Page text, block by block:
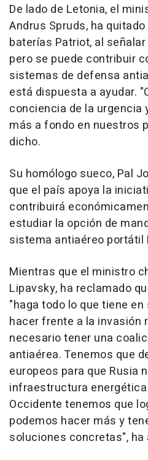
De lado de Letonia, el
Andrus Spruds, ha
baterías Patriot, al
pero se puede contribuir
sistemas de defensa
está dispuesta a ayudar.
conciencia de la urgencia
más a fondo en nuestros
dicho.
Su homólogo sueco, Pal
que el país apoya la
contribuirá
estudiar la opción de
sistema antiaéreo portátil
Mientras que el ministro
Lipavsky, ha reclamado
"haga todo lo que tiene
hacer frente a la invasión
necesario tener una
antiaérea. Tenemos que
europeos para que Rusia
infraestructura
Occidente tenemos que
podemos hacer más y
soluciones concretas", ha